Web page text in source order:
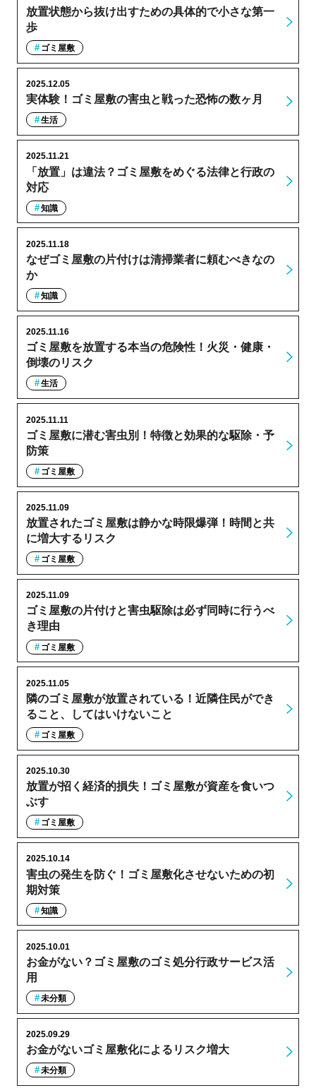
放置状態から抜け出すための具体的で小さな第一
歩
ゴミ屋敷
実体験！ゴミ屋敷の害虫と戦った恐怖の数ヶ月
2025.12.05
生活
「放置」は違法？ゴミ屋敷をめぐる法律と行政の
対応
2025.11.21
知識
なぜゴミ屋敷の片付けは清掃業者に頼むべきなの
か
2025.11.18
知識
ゴミ屋敷を放置する本当の危険性！火災・健康・
倒壊のリスク
2025.11.16
生活
ゴミ屋敷に潜む害虫別！特徴と効果的な駆除・予
防策
2025.11.11
ゴミ屋敷
放置されたゴミ屋敷は静かな時限爆弾！時間と共
に増大するリスク
2025.11.09
ゴミ屋敷
ゴミ屋敷の片付けと害虫駆除は必ず同時に行うべ
き理由
2025.11.09
ゴミ屋敷
隣のゴミ屋敷が放置されている！近隣住民ができ
ること、してはいけないこと
2025.11.05
ゴミ屋敷
放置が招く経済的損失！ゴミ屋敷が資産を食いつ
ぶす
2025.10.30
ゴミ屋敷
害虫の発生を防ぐ！ゴミ屋敷化させないための初
期対策
2025.10.14
知識
お金がない？ゴミ屋敷のゴミ処分行政サービス活
用
2025.10.01
未分類
お金がないゴミ屋敷化によるリスク増大
2025.09.29
未分類